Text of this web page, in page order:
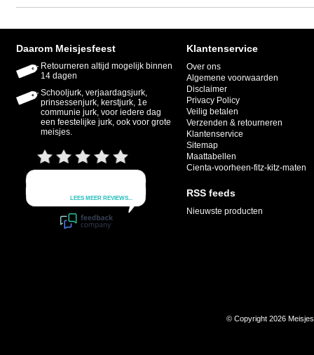
Daarom Meisjesfeest
Retourneren altijd mogelijk binnen
14 dagen
Schooljurk, verjaardagsjurk,
prinsessenjurk, kerstjurk, 1e
communie jurk, voor iedere dag
een feestelijke jurk, ook voor grote
meisjes.
Klantenservice
Over ons
Algemene voorwaarden
Disclaimer
Privacy Policy
Veilig betalen
Verzenden & retourneren
Klantenservice
Sitemap
Maattabellen
Cienta-voorheen-fitz-kitz-maten
RSS feeds
Nieuwste producten
© Copyright 2026